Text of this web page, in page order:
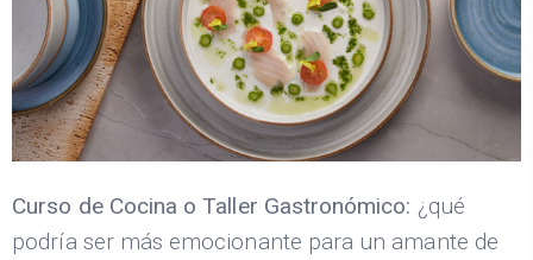
Curso de Cocina o Taller Gastronómico: ¿qué
podría ser más emocionante para un amante de